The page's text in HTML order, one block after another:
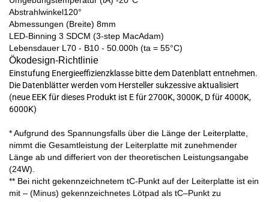
Abstrahlwinkel120°
Abmessungen (Breite) 8mm
LED-Binning 3 SDCM (3-step MacAdam)
Lebensdauer L70 - B10 - 50.000h (ta = 55°C)
Ökodesign-Richtlinie
Einstufung Energieeffizienzklasse bitte dem Datenblatt entnehmen.
Die Datenblätter werden vom Hersteller sukzessive aktualisiert
(neue EEK für dieses Produkt ist E für 2700K, 3000K, D für 4000K,
6000K)
* Aufgrund des Spannungsfalls über die Länge der Leiterplatte,
nimmt die Gesamtleistung der Leiterplatte mit zunehmender
Länge ab und differiert von der theoretischen Leistungsangabe
(24W).
** Bei nicht gekennzeichnetem tC-Punkt auf der L eiterplatte ist ein
mit – (Minus) gekennzeichnetes L ötpad als tC–Punkt zu